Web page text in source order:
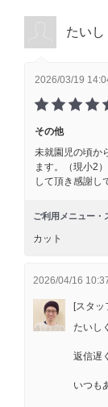
たいし
2026/03/19
その他
未就園児の頃か
ます。（現小2
して頂き感謝し
ご利用メニュー・
カット
2026/04/16
[スタ
たいし
返信遅
いつも